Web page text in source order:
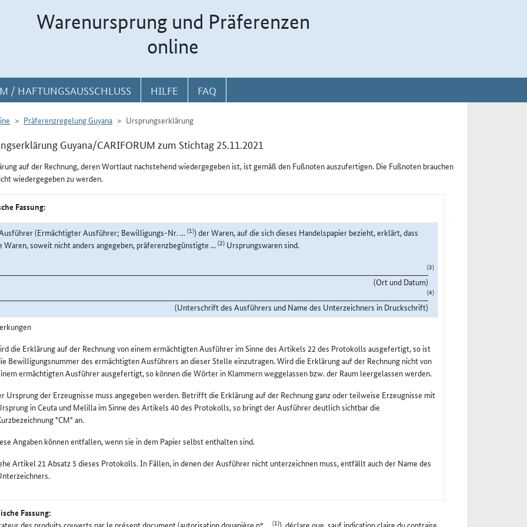
Warenursprung und Präferenzen
online
/ HAFTUNGSAUSSCHLUSS HILFE FAQ
Präferenzregelung Guyana Ursprungserklärung
Guyana/CARIFORUM zum Stichtag 25.11.2021
auf der Rechnung, deren Wortlaut nachstehend wiedergegeben ist, ist gemäß den Fußnoten auszufertigen. Die Fußnoten brauchen
wiedergegeben zu werden.
Fassung:
(Ermächtigter Ausführer; Bewilligungs-Nr. ...(1)) der Waren, auf die sich dieses Handelspapier bezieht, erklärt, dass
Waren, soweit nicht anders angegeben, präferenzbegünstigte ...(2) Ursprungswaren sind.
(3)
(Ort und Datum)
(4)
(Unterschrift des Ausführers und Name des Unterzeichners in Druckschrift)
die Erklärung auf der Rechnung von einem ermächtigten Ausführer im Sinne des Artikels 22 des Protokolls ausgefertigt, so ist
Bewilligungsnummer des ermächtigten Ausführers an dieser Stelle einzutragen. Wird die Erklärung auf der Rechnung nicht von
ermächtigten Ausführer ausgefertigt, so können die Wörter in Klammern weggelassen bzw. der Raum leergelassen werden.
Ursprung der Erzeugnisse muss angegeben werden. Betrifft die Erklärung auf der Rechnung ganz oder teilweise Erzeugnisse mit
in Ceuta und Melilla im Sinne des Artikels 40 des Protokolls, so bringt der Ausführer deutlich sichtbar die
"CM" an.
Angaben können entfallen, wenn sie in dem Papier selbst enthalten sind.
Artikel 21 Absatz 5 dieses Protokolls. In Fällen, in denen der Ausführer nicht unterzeichnen muss, entfällt auch der Name des
Fassung:
des produits couverts par le présent document (autorisation douanière n° ... (1)), déclare que, sauf indication claire du contraire,